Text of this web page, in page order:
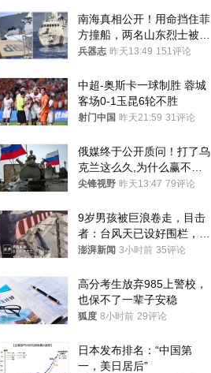
南海真相公开！用命挡住菲
方撞船，两名山东烈士被授
武警最高荣誉
兵器志 昨天13:49 151评论
中超-奥斯卡一球制胜 蓉城
客场0-1玉昆6轮不胜
射门中国 昨天21:59 31评论
俄媒终于公开质问！打了乌
克兰这么久,为什么赢不了?
答案令人沉默
尖锋视野 昨天13:47 79评论
9岁男孩被巨浪卷走，目击
者：台风天已设好围栏，一
家四口翻入时保安曾喊话劝
澎湃新闻 3小时前 35评论
高分考生放弃985上警校，
也保不了一辈子安稳
狐度 8小时前 29评论
日本发布排名：“中国第
一，美日居后”